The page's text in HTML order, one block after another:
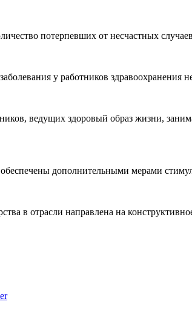
потерпевших от несчастных
у работников здравоохранения
ведущих здоровый образ жизни,
дополнительными мерами
в отрасли направлена на